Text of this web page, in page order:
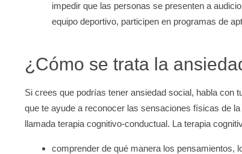
impedir que las personas se presenten a
equipo deportivo, participen en programas de
¿Cómo se trata la
Si crees que podrías tener ansiedad social, habla con
que te ayude a reconocer las sensaciones físicas de
llamada terapia cognitivo-conductual. La terapia
comprender de qué manera los pensamientos,